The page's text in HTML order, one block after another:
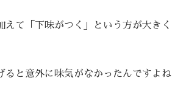
えて「下味がつく」という方が大きく
ると意外に味気がなかったんですよね